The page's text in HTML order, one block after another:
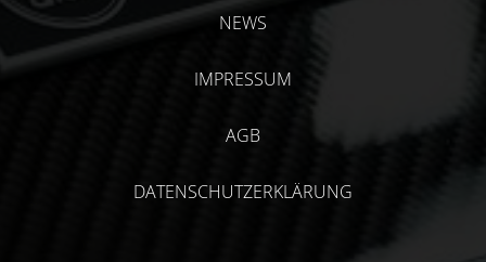
NEWS
IMPRESSUM
AGB
DATENSCHUTZERKLÄRUNG